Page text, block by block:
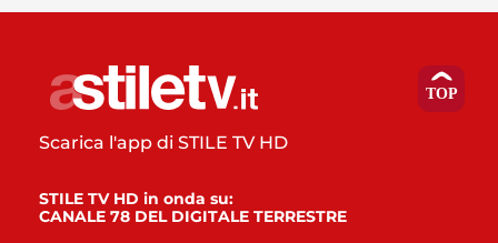
Scarica l'app di STILE TV HD
STILE TV HD in onda su:
CANALE 78 DEL DIGITALE TERRESTRE